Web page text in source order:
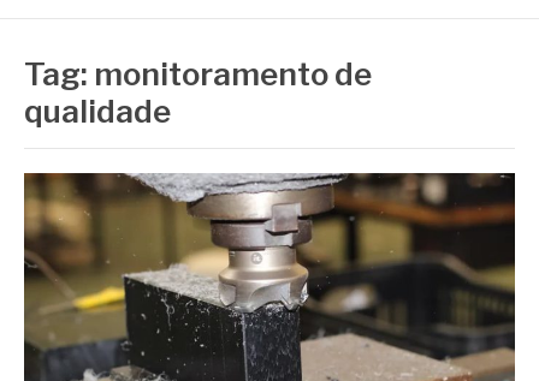
Tag: monitoramento de
qualidade